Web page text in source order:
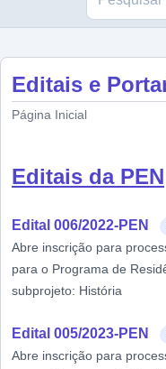
Editais e
Página Inicial
Editais da PEN
Edital 006/2022-PEN
Abre inscrição para
para o Programa de
subprojeto: História
Edital 005/2023-PEN
Abre inscrição para